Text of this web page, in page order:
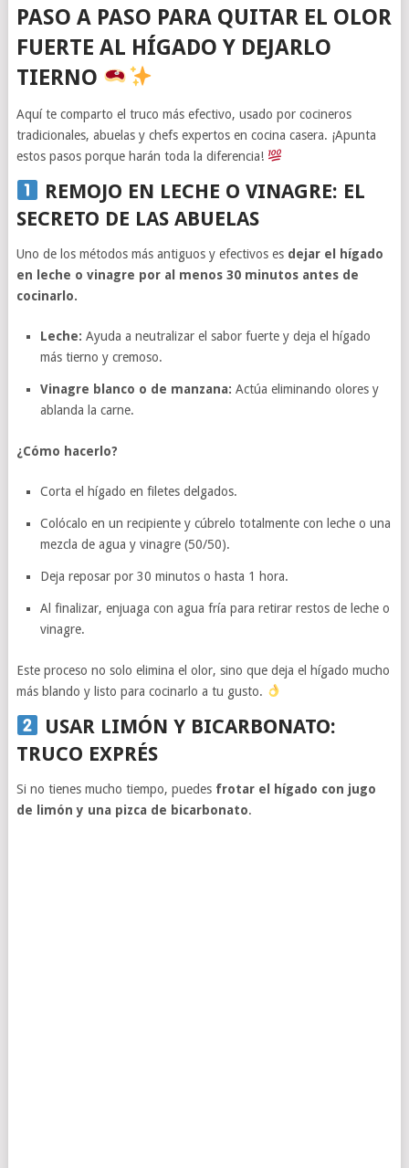
PASO A PASO PARA QUITAR EL OLOR
FUERTE AL HÍGADO Y DEJARLO
TIERNO
Aquí te comparto el truco más efectivo, usado por cocineros
tradicionales, abuelas y chefs expertos en cocina casera. ¡Apunta
estos pasos porque harán toda la diferencia!
REMOJO EN LECHE O VINAGRE: EL
SECRETO DE LAS ABUELAS
Uno de los métodos más antiguos y efectivos es dejar el hígado
en leche o vinagre por al menos 30 minutos antes de
cocinarlo.
Leche: Ayuda a neutralizar el sabor fuerte y deja el hígado
más tierno y cremoso.
Vinagre blanco o de manzana: Actúa eliminando olores y
ablanda la carne.
¿Cómo hacerlo?
Corta el hígado en filetes delgados.
Colócalo en un recipiente y cúbrelo totalmente con leche o una
mezcla de agua y vinagre (50/50).
Deja reposar por 30 minutos o hasta 1 hora.
Al finalizar, enjuaga con agua fría para retirar restos de leche o
vinagre.
Este proceso no solo elimina el olor, sino que deja el hígado mucho
más blando y listo para cocinarlo a tu gusto.
USAR LIMÓN Y BICARBONATO:
TRUCO EXPRÉS
Si no tienes mucho tiempo, puedes frotar el hígado con jugo
de limón y una pizca de bicarbonato.